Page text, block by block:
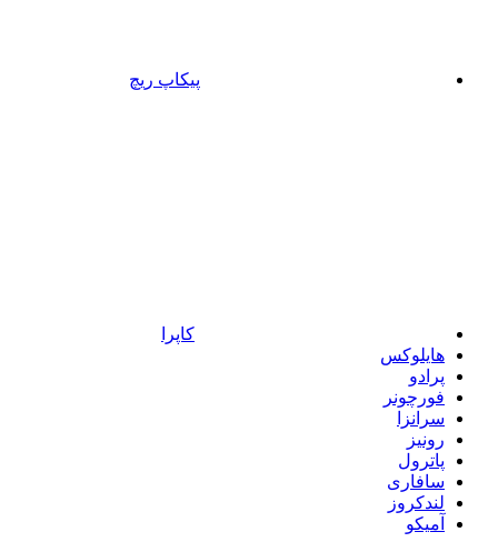
پیکاپ ریچ
کاپرا
هایلوکس
پرادو
فورچونر
سرانزا
رونیز
پاترول
سافاری
لندکروز
آمیکو